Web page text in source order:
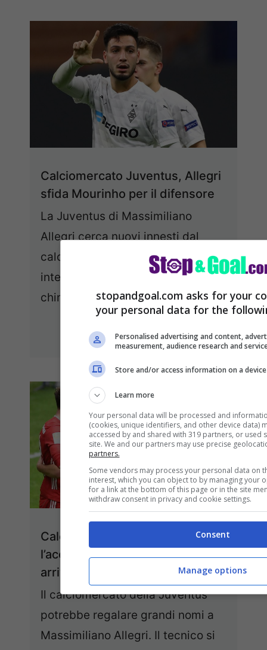
Calciomercato Juventus, Allegri
sfida Mourinho per il difensore
La Juventus di Massimiliano
Allegri cerca nuovi innesti dal
calciomercato. I bianconeri hanno
intenzione di risalire subito la
china dopo ...Leggi tutto
08/07/2021
Calciomercato Juventus, c’è
l’accordo per il campione: è
arrivato l’annuncio
Il calciomercato della Juventus
potrebbe regalare grandi nomi a
Massimiliano Allegri. Il tecnico si
stopandgoal.com asks for your
your personal data for the
Personalised advertising and content,
measurement, audience research and
Store and/or access information on a device
Learn more
Your personal data will be processed and
(cookies, unique identifiers, and other device data)
accessed by and shared with 319 partners, or used
site. We and our partners may use precise
partners.
Some vendors may process your personal data on
interest, which you can object to by managing your
for a link at the bottom of this page or in the site
withdraw consent in privacy and cookie settings.
Consent
Manage options